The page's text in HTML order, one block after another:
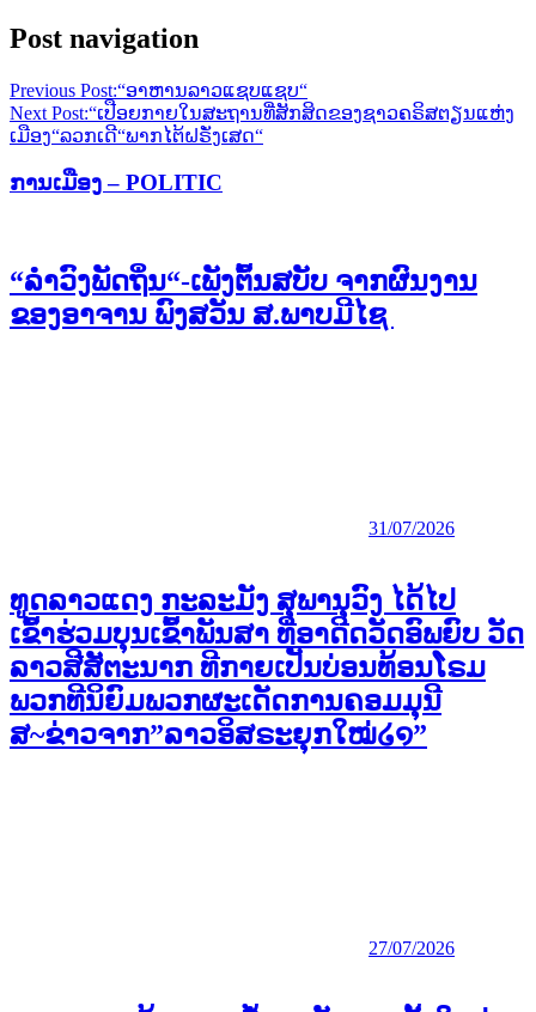
Post navigation
Previous Post:“ອາຫານລາວແຊບແຊບ“
Next Post:“ເປືອຍກາຍໃນສະຖານທີ່ສັກສິດຂອງຊາວຄຣິສຕຽນແຫ່ງ
ເມືອງ“ລວກເດີ“ພາກໄຕ້ຝຣັ່ງເສດ“
ການເມືອງ – POLITIC
“ລຳວົງພັດຖິ່ນ“-ເພັງຕົ້ນສບັບ ຈາກຜົນງານ
ຂອງອາຈານ ພົງສວັນ ສ.ພາບມີໄຊ
31/07/2026
ທູດລາວແດງ ກະລະມັງ ສຸພານຸວົງ ໄດ້ໄປ
ເຂົ້າຮ່ວມບຸນເຂົ້າພັນສາ ທີ່ອາດີດວັດອົພຍົບ ວັດ
ລາວສີສັຕະນາກ ທີກາຍເປັນບ່ອນທ້ອນໂຣມ
ພວກທີນິຍົມພວກຜະເດັດການຄອມມຸນີ
ສ~ຂ່າວຈາກ”ລາວອິສຣະຍຸກໃໝ່໒໑”
27/07/2026